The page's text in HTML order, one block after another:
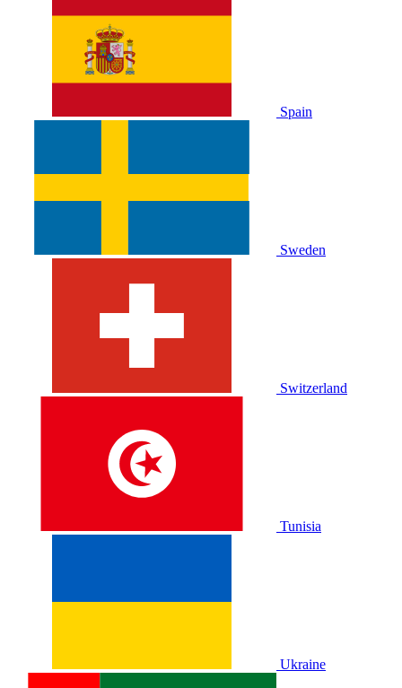
Spain
Sweden
Switzerland
Tunisia
Ukraine